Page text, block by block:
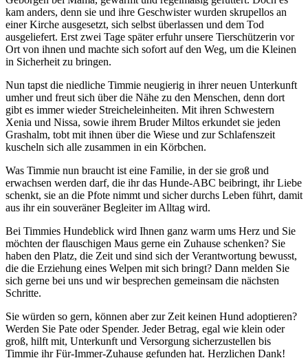
kam anders, denn sie und ihre Geschwister wurden skrupellos an
einer Kirche ausgesetzt, sich selbst überlassen und dem Tod
ausgeliefert. Erst zwei Tage später erfuhr unsere Tierschützerin vor
Ort von ihnen und machte sich sofort auf den Weg, um die Kleinen
in Sicherheit zu bringen.
Nun tapst die niedliche Timmie neugierig in ihrer neuen Unterkunft
umher und freut sich über die Nähe zu den Menschen, denn dort
gibt es immer wieder Streicheleinheiten. Mit ihren Schwestern
Xenia und Nissa, sowie ihrem Bruder Miltos erkundet sie jeden
Grashalm, tobt mit ihnen über die Wiese und zur Schlafenszeit
kuscheln sich alle zusammen in ein Körbchen.
Was Timmie nun braucht ist eine Familie, in der sie groß und
erwachsen werden darf, die ihr das Hunde-ABC beibringt, ihr Liebe
schenkt, sie an die Pfote nimmt und sicher durchs Leben führt, damit
aus ihr ein souveräner Begleiter im Alltag wird.
Bei Timmies Hundeblick wird Ihnen ganz warm ums Herz und Sie
möchten der flauschigen Maus gerne ein Zuhause schenken? Sie
haben den Platz, die Zeit und sind sich der Verantwortung bewusst,
die die Erziehung eines Welpen mit sich bringt? Dann melden Sie
sich gerne bei uns und wir besprechen gemeinsam die nächsten
Schritte.
Sie würden so gern, können aber zur Zeit keinen Hund adoptieren?
Werden Sie Pate oder Spender. Jeder Betrag, egal wie klein oder
groß, hilft mit, Unterkunft und Versorgung sicherzustellen bis
Timmie ihr Für-Immer-Zuhause gefunden hat. Herzlichen Dank!